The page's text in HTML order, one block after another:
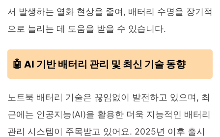
서 발생하는 열화 현상을 줄여, 배터리 수명을 장기적
으로 늘리는 데 도움을 받을 수 있습니다.
🤖 AI 기반 배터리 관리 및 최신 기술 동향
노트북 배터리 기술은 끊임없이 발전하고 있으며, 최
근에는 인공지능(AI)을 활용한 더욱 지능적인 배터리
관리 시스템이 주목받고 있어요. 2025년 이후 출시